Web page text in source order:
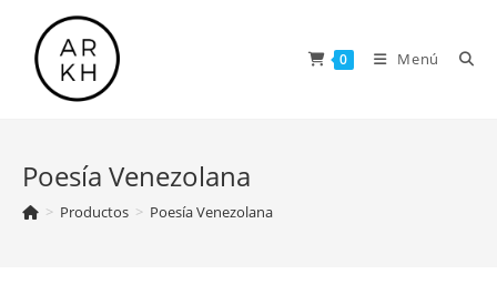
contenido
0 Menú
Poesía Venezolana
> Productos > Poesía Venezolana